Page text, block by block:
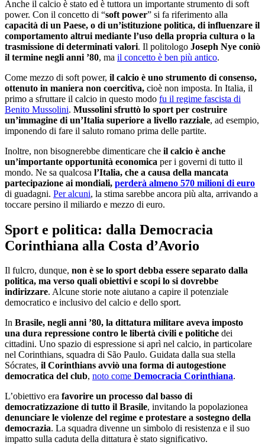
Anche il calcio è stato ed è tuttora un importante strumento di soft
power. Con il concetto di “soft power” si fa riferimento alla
capacità di un Paese, o di un’istituzione politica, di influenzare il
comportamento altrui mediante l’uso della propria cultura o la
trasmissione di determinati valori. Il politologo Joseph Nye coniò
il termine negli anni ’80, ma il concetto è ben più antico.
Come mezzo di soft power, il calcio è uno strumento di consenso,
ottenuto in maniera non coercitiva, cioè non imposta. In Italia, il
primo a sfruttare il calcio in questo modo fu il regime fascista di
Benito Mussolini. Mussolini sfruttò lo sport per costruire
un’immagine di un’Italia superiore a livello razziale, ad esempio,
imponendo di fare il saluto romano prima delle partite.
Inoltre, non bisognerebbe dimenticare che il calcio è anche
un’importante opportunità economica per i governi di tutto il
mondo. Ne sa qualcosa l’Italia, che a causa della mancata
partecipazione ai mondiali, perderà almeno 570 milioni di euro
di guadagni. Per alcuni, la stima sarebbe ancora più alta, arrivando a
toccare persino il miliardo e mezzo di euro.
Sport e politica: dalla Democracia
Corinthiana alla Costa d’Avorio
Il fulcro, dunque, non è se lo sport debba essere separato dalla
politica, ma verso quali obiettivi e scopi lo si dovrebbe
indirizzare. Alcune storie note aiutano a capire il potenziale
democratico e inclusivo del calcio e dello sport.
In Brasile, negli anni ’80, la dittatura militare aveva imposto
una dura repressione contro le libertà civili e politiche dei
cittadini. Uno spazio di espressione si aprì nel calcio, in particolare
nel Corinthians, squadra di São Paulo. Guidata dalla sua stella
Sócrates, il Corinthians avviò una forma di autogestione
democratica del club, noto come Democracia Corinthiana.
L’obiettivo era favorire un processo dal basso di
democratizzazione di tutto il Brasile, invitando la popolazionea
denunciare le violenze del regime e protestare a sostegno della
democrazia. La squadra divenne un simbolo di resistenza e il suo
impatto sulla caduta della dittatura è stato significativo.